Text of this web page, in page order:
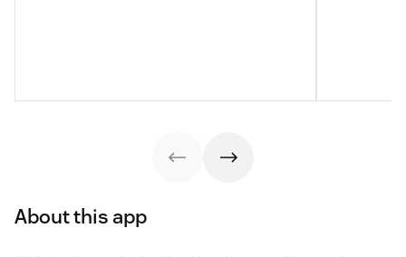
About this app